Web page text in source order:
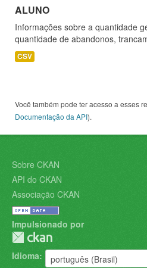
ALUNO
Informações sobre a quantidade
quantidade de abandonos,
CSV
Você também pode ter acesso a esses
Documentação da API).
Sobre CKAN
API do CKAN
Associação CKAN
Impulsionado por
Idioma